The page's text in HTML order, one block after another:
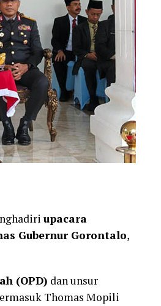
upacara
Gubernur Gorontalo,
(OPD) dan unsur
Thomas Mopili